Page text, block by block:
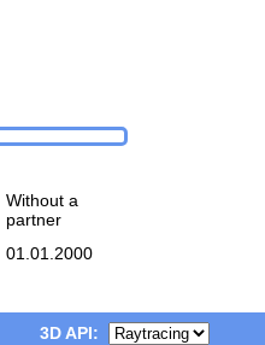
Without a
partner
01.01.2000
3D API: